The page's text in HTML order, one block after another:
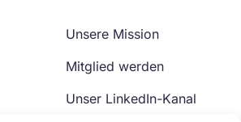
Unsere Mission
Mitglied werden
Unser LinkedIn-Kanal